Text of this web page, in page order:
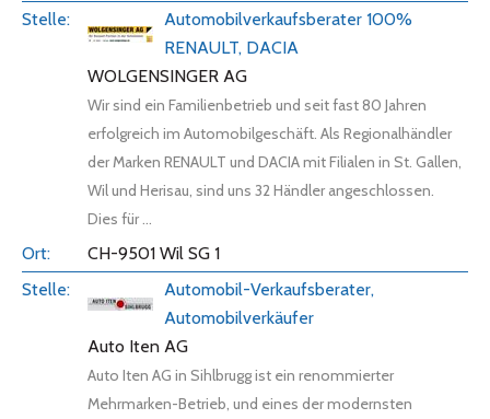
Automobilverkaufsberater 100%
RENAULT, DACIA
WOLGENSINGER AG
Wir sind ein Familienbetrieb und seit fast 80 Jahren
erfolgreich im Automobilgeschäft. Als Regionalhändler
der Marken RENAULT und DACIA mit Filialen in St. Gallen,
Wil und Herisau, sind uns 32 Händler angeschlossen.
Dies für ...
CH-9501 Wil SG 1
Automobil-Verkaufsberater,
Automobilverkäufer
Auto Iten AG
Auto Iten AG in Sihlbrugg ist ein renommierter
Mehrmarken-Betrieb, und eines der modernsten